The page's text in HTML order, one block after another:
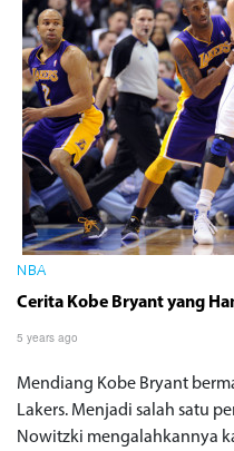
NBA
Cerita Kobe Bryant yang
5 years ago
Mendiang Kobe Bryant
Lakers. Menjadi salah satu
Nowitzki mengalahkannya